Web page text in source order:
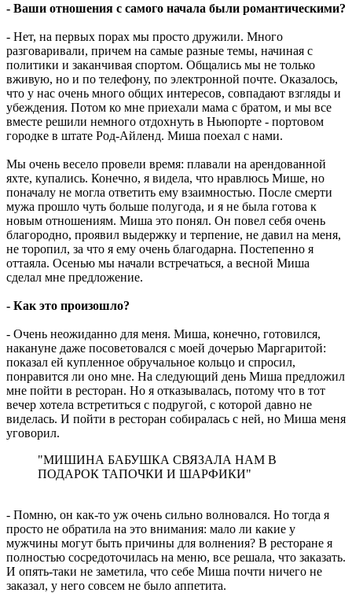
- Ваши отношения с самого начала были романтическими?
- Нет, на первых порах мы просто дружили. Много
разговаривали, причем на самые разные темы, начиная с
политики и заканчивая спортом. Общались мы не только
вживую, но и по телефону, по электронной почте. Оказалось,
что у нас очень много общих интересов, совпадают взгляды и
убеждения. Потом ко мне приехали мама с братом, и мы все
вместе решили немного отдохнуть в Ньюпорте - портовом
городке в штате Род-Айленд. Миша поехал с нами.
Мы очень весело провели время: плавали на арендованной
яхте, купались. Конечно, я видела, что нравлюсь Мише, но
поначалу не могла ответить ему взаимностью. После смерти
мужа прошло чуть больше полугода, и я не была готова к
новым отношениям. Миша это понял. Он повел себя очень
благородно, проявил выдержку и терпение, не давил на меня,
не торопил, за что я ему очень благодарна. Постепенно я
оттаяла. Осенью мы начали встречаться, а весной Миша
сделал мне предложение.
- Как это произошло?
- Очень неожиданно для меня. Миша, конечно, готовился,
накануне даже посоветовался с моей дочерью Маргаритой:
показал ей купленное обручальное кольцо и спросил,
понравится ли оно мне. На следующий день Миша предложил
мне пойти в ресторан. Но я отказывалась, потому что в тот
вечер хотела встретиться с подругой, с которой давно не
виделась. И пойти в ресторан собиралась с ней, но Миша меня
уговорил.
"МИШИНА БАБУШКА СВЯЗАЛА НАМ В
ПОДАРОК ТАПОЧКИ И ШАРФИКИ"
- Помню, он как-то уж очень сильно волновался. Но тогда я
просто не обратила на это внимания: мало ли какие у
мужчины могут быть причины для волнения? В ресторане я
полностью сосредоточилась на меню, все решала, что заказать.
И опять-таки не заметила, что себе Миша почти ничего не
заказал, у него совсем не было аппетита.